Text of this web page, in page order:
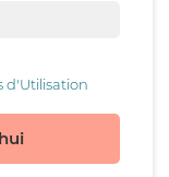
d'Utilisation